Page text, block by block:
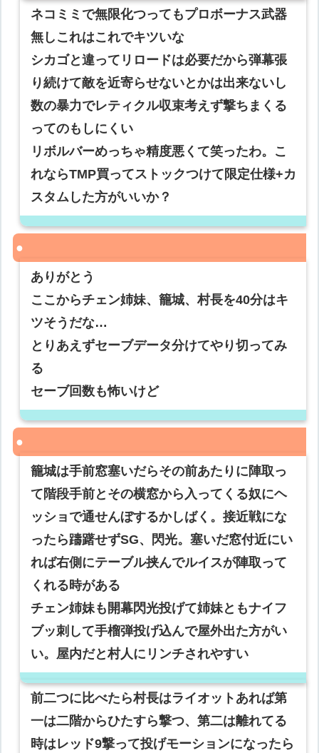
ネコミミで無限化つってもプロボーナス武器
無しこれはこれでキツいな
シカゴと違ってリロードは必要だから弾幕張
り続けて敵を近寄らせないとかは出来ないし
数の暴力でレティクル収束考えず撃ちまくる
ってのもしにくい
リボルバーめっちゃ精度悪くて笑ったわ。こ
れならTMP買ってストックつけて限定仕様+カ
スタムした方がいいか？
ありがとう
ここからチェン姉妹、籠城、村長を40分はキ
ツそうだな…
とりあえずセーブデータ分けてやり切ってみ
る
セーブ回数も怖いけど
籠城は手前窓塞いだらその前あたりに陣取っ
て階段手前とその横窓から入ってくる奴にヘ
ッショで通せんぼするかしばく。接近戦にな
ったら躊躇せずSG、閃光。塞いだ窓付近にい
れば右側にテーブル挟んでルイスが陣取って
くれる時がある
チェン姉妹も開幕閃光投げて姉妹ともナイフ
ブッ刺して手榴弾投げ込んで屋外出た方がい
い。屋内だと村人にリンチされやすい
前二つに比べたら村長はライオットあれば第
一は二階からひたすら撃つ、第二は離れてる
時はレッド9撃って投げモーションになったら